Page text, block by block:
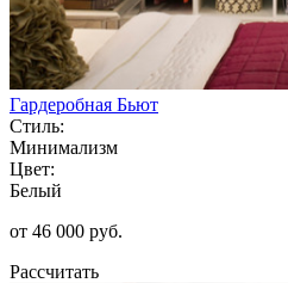
Гардеробная Бьют
Стиль:
Минимализм
Цвет:
Белый
от 46 000 руб.
Рассчитать